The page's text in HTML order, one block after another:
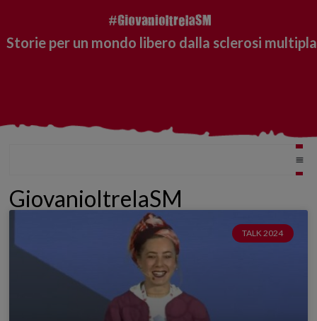
Storie per un mondo libero dalla sclerosi multipla
GiovanioltrelaSM
TALK 2024